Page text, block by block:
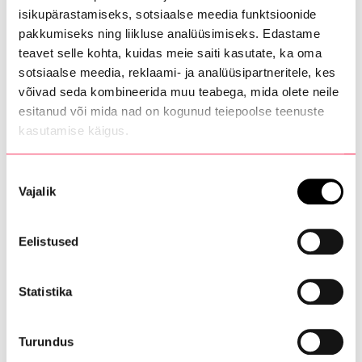
isikupärastamiseks, sotsiaalse meedia funktsioonide
pakkumiseks ning liikluse analüüsimiseks. Edastame
teavet selle kohta, kuidas meie saiti kasutate, ka oma
sotsiaalse meedia, reklaami- ja analüüsipartneritele, kes
võivad seda kombineerida muu teabega, mida olete neile
esitanud või mida nad on kogunud teiepoolse teenuste
kasutamise käigus.
valik
Vajalik
Eelistused
Statistika
Turundus
purunemine või muu kasutusjuhendiga vastuolu).
– ei ole järgitud auto hooldusprogrammi või sõidu
katkemine on tingitud hoolduse käigus leitud
– reisi katkemine on põhjustatud välisest tegurist (nt
vargus, vandalism, õnnetus, loodusõnnetus või muu
– tegemist on liiklusõnnetuse ja/või kahjujuhtumiga.
Mobiilsusgarantii ei kata ka auto remondikulusid ega
kulusid, mis võivad tekkida rikkeabi telefoninumbrilt
antud juhiste vastaselt tegutsemisel.
Austria, Belgia, Bosnia ja Hertsegoviina, Bulgaaria,